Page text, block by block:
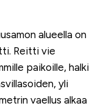
alueella on
Reitti vie
paikoille, halki
yli
vaellus alkaa